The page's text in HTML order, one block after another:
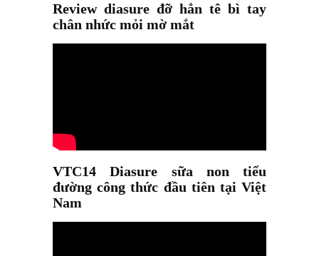
Review diasure đỡ hẳn tê bì tay
chân nhức mỏi mờ mắt
VTC14 Diasure sữa non tiểu
đường công thức đầu tiên tại Việt
Nam